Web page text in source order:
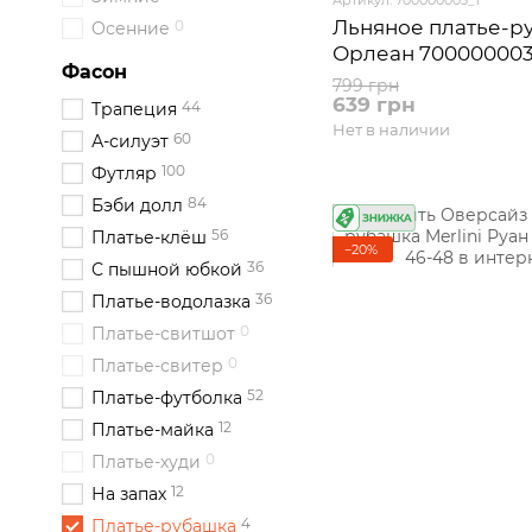
Льняное платье-
Орлеан
799 грн
639 грн
Нет в наличии
−20%
Осенние 0
Фасон
Трапеция 44
А-силуэт 60
Футляр 100
Бэби долл 84
Платье-клёш 56
С пышной юбкой 36
Платье-водолазка 36
Платье-свитшот 0
Платье-свитер 0
Платье-футболка 52
Платье-майка 12
Платье-худи 0
На запах 12
Платье-рубашка 4